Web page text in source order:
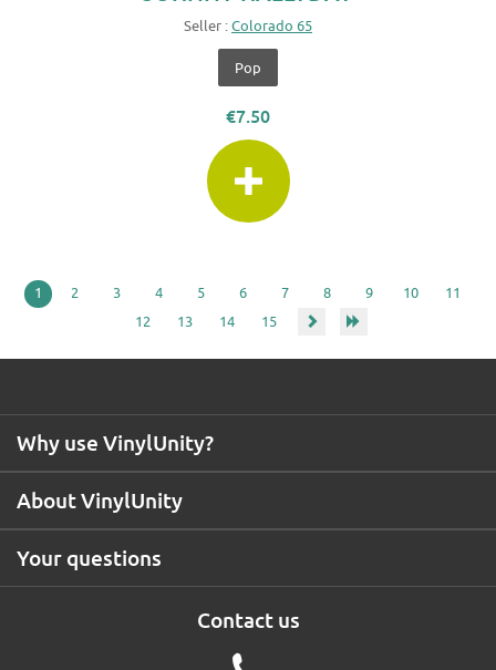
Seller :Colorado 65
Pop
€7.50
1 2 3 4 5 6 7 8 9 10
11
12
13 14 15
Contact us
About VinylUnity
Why use VinylUnity?
Your questions